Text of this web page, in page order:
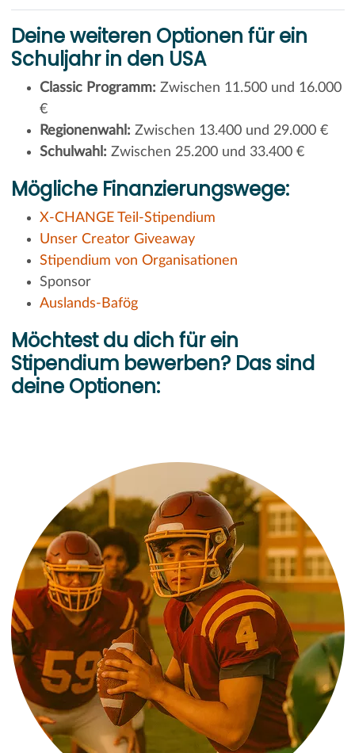
Deine weiteren Optionen für ein
Schuljahr in den USA
Classic Programm: Zwischen 11.500 und 16.000
€
Regionenwahl: Zwischen 13.400 und 29.000 €
Schulwahl: Zwischen 25.200 und 33.400 €
Mögliche Finanzierungswege:
X-CHANGE Teil-Stipendium
Unser Creator Giveaway
Stipendium von Organisationen
Sponsor
Auslands-Bafög
Möchtest du dich für ein
Stipendium bewerben? Das sind
deine Optionen: